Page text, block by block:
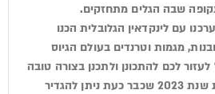
שבה הגלים מתחזקים.
עם לינקדאין הגלובלית הכנו
מגמות וטרנדים בעולם הגיוס
ב- 2023 שיוכל לעזור לכם להתכונן ולתכנן בצורה טובה
יותר את הרבעון הבא ואת שנת 2023 שכבר כעת ניתן להגדיר